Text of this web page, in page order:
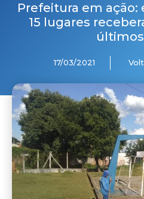
Prefeitura em ação:
15 lugares
17/03/2021